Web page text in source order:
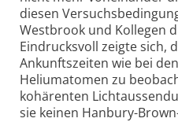
diesen
Westbrook und Kollegen
Eindrucksvoll zeigte sich,
Ankunftszeiten wie bei
Heliumatomen zu
kohärenten
sie keinen Hanbury-